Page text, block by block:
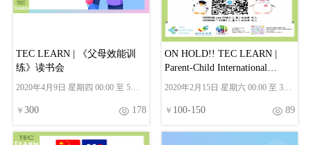
TEC LEARN | 《父母效能训
练》读书会
2020年4月9日 星期四 00:00 至 5月
￥ 300 178
ON HOLD!! TEC LEARN |
Parent-Child International
English Class 亲子同乐英语课
2020年2月15日 星期六 00:00 至 3月
￥ 100-150 89